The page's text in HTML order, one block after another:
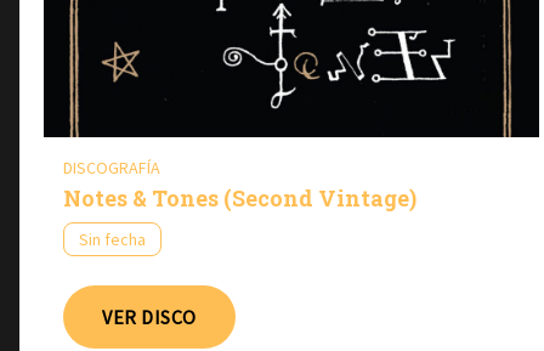
DISCOGRAFÍA
Notes & Tones (Second Vintage)
Sin fecha
VER DISCO